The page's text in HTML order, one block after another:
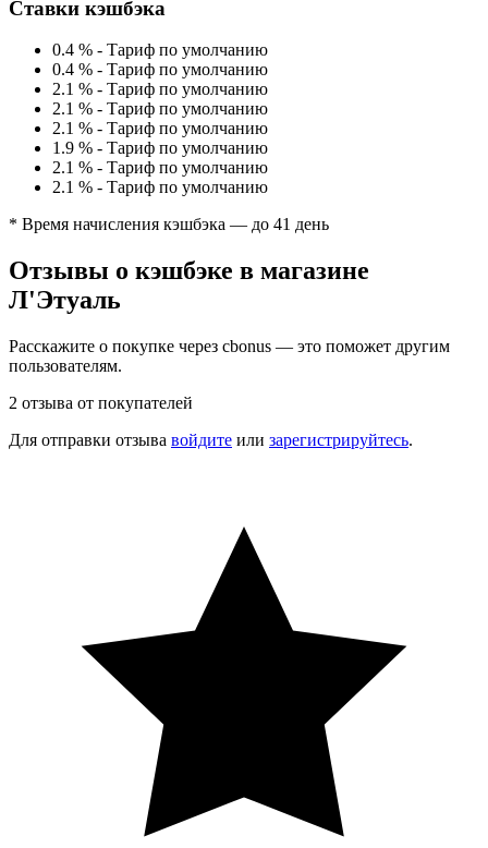
Ставки кэшбэка
0.4 % - Тариф по умолчанию
0.4 % - Тариф по умолчанию
2.1 % - Тариф по умолчанию
2.1 % - Тариф по умолчанию
2.1 % - Тариф по умолчанию
1.9 % - Тариф по умолчанию
2.1 % - Тариф по умолчанию
2.1 % - Тариф по умолчанию
* Время начисления кэшбэка — до 41 день
Отзывы о кэшбэке в магазине
Л'Этуаль
Расскажите о покупке через cbonus — это поможет другим
пользователям.
2 отзыва от покупателей
Для отправки отзыва войдите или зарегистрируйтесь.